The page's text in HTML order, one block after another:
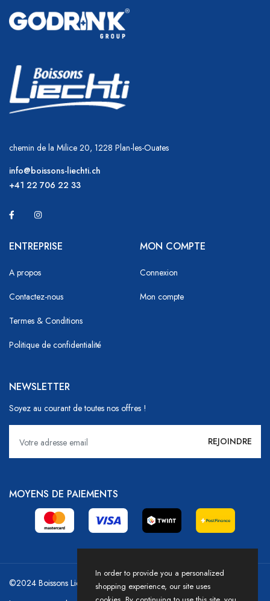
chemin de la Milice 20, 1228 Plan-les-Ouates
info@boissons-liechti.ch
+41 22 706 22 33
ENTREPRISE
A propos
Contactez-nous
Termes & Conditions
Politique de confidentialité
MON COMPTE
Connexion
Mon compte
NEWSLETTER
Soyez au courant de toutes nos offres !
MOYENS DE PAIEMENTS
©2024 Boissons Liechti - GoDrink Group / Powered by HICASS
In order to provide you a personalized
shopping experience, our site uses